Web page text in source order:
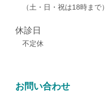
（土・日・祝は18時まで）
休診日
不定休
お問い合わせ